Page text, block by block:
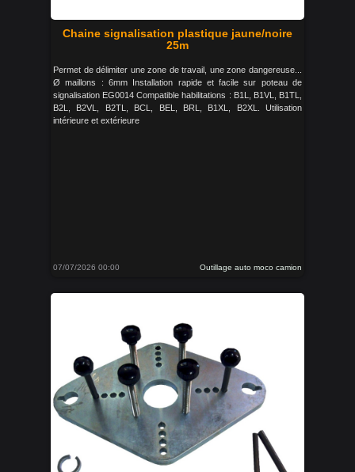
Chaine signalisation plastique jaune/noire
25m
Permet de délimiter une zone de travail, une zone dangereuse...
Ø maillons : 6mm Installation rapide et facile sur poteau de
signalisation EG0014 Compatible habilitations : B1L, B1VL, B1TL,
B2L, B2VL, B2TL, BCL, BEL, BRL, B1XL, B2XL. Utilisation
intérieure et extérieure
07/07/2026 00:00 Outillage auto moco camion